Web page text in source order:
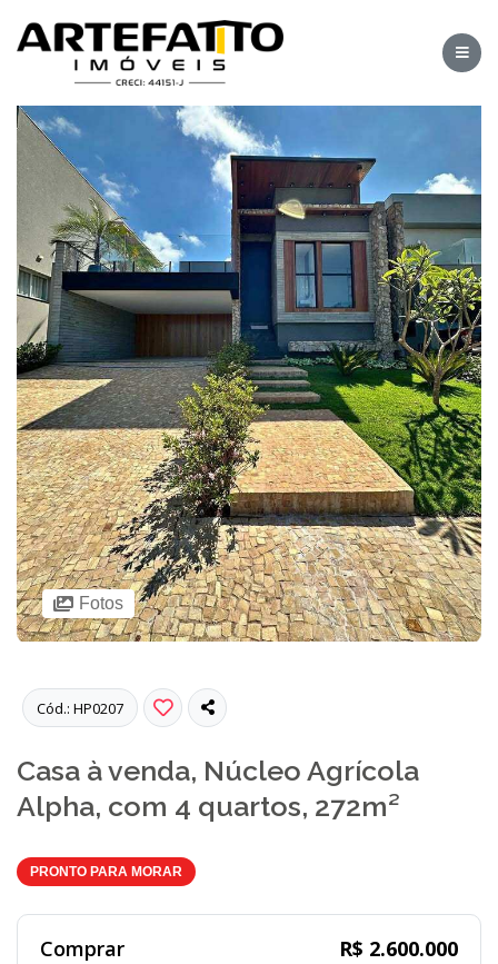
Fotos
Cód.: HP0207
Casa à venda, Núcleo Agrícola
Alpha, com 4 quartos, 272m²
PRONTO PARA MORAR
Comprar R$ 2.600.000